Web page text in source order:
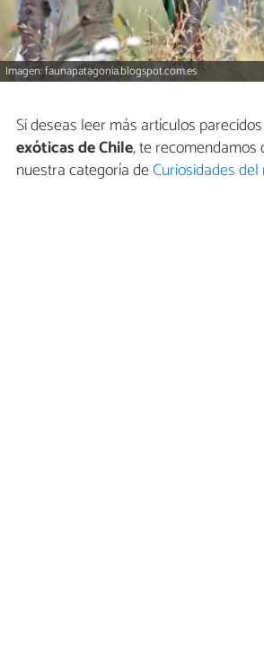
Imagen: faunapatagonia.blogspot.com.es
Si deseas leer más artículos
exóticas de Chile, te recomendamos
nuestra categoría deCuriosidades